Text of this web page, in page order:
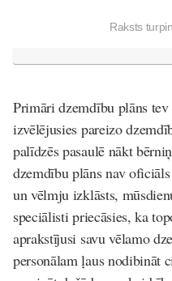
Raksts
Primāri dzemdību plāns
izvēlējusies pareizo
palīdzēs pasaulē nākt
dzemdību plāns nav
un vēlmju izklāsts,
speciālisti priecāsies, ka
aprakstījusi savu vēlamo
personālam ļaus nodibināt